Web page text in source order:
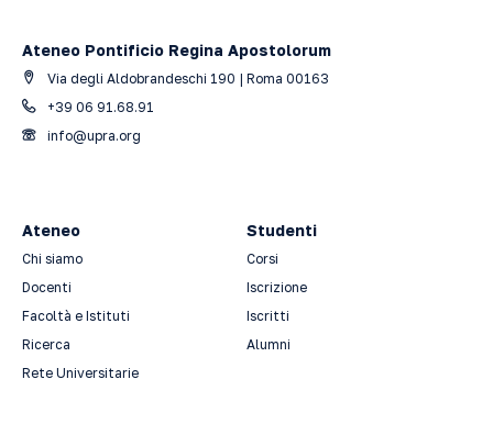
Ateneo Pontificio Regina Apostolorum
Via degli Aldobrandeschi 190 | Roma 00163
+39 06 91.68.91
info@upra.org
Ateneo
Chi siamo
Docenti
Facoltà e Istituti
Ricerca
Rete Universitarie
Studenti
Corsi
Iscrizione
Iscritti
Alumni